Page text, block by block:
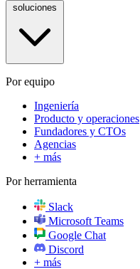
Por equipo
Ingeniería
Producto y operaciones
Fundadores y CTOs
Agencias
+ más
Por herramienta
Slack
Microsoft Teams
Google Chat
Discord
+ más